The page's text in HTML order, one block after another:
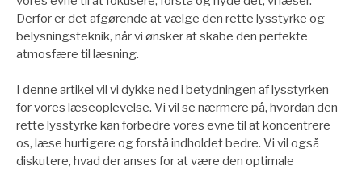
Derfor er det afgørende at vælge den rette lysstyrke og
belysningsteknik, når vi ønsker at skabe den perfekte
atmosfære til læsning.
I denne artikel vil vi dykke ned i betydningen af lysstyrken
for vores læseoplevelse. Vi vil se nærmere på, hvordan den
rette lysstyrke kan forbedre vores evne til at koncentrere
os, læse hurtigere og forstå indholdet bedre. Vi vil også
diskutere, hvad der anses for at være den optimale